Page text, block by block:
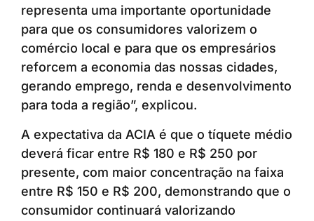
representa uma importante oportunidade
para que os consumidores valorizem o
comércio local e para que os empresários
reforcem a economia das nossas cidades,
gerando emprego, renda e desenvolvimento
para toda a região”, explicou.
A expectativa da ACIA é que o tíquete médio
deverá ficar entre R$ 180 e R$ 250 por
presente, com maior concentração na faixa
entre R$ 150 e R$ 200, demonstrando que o
consumidor continuará valorizando